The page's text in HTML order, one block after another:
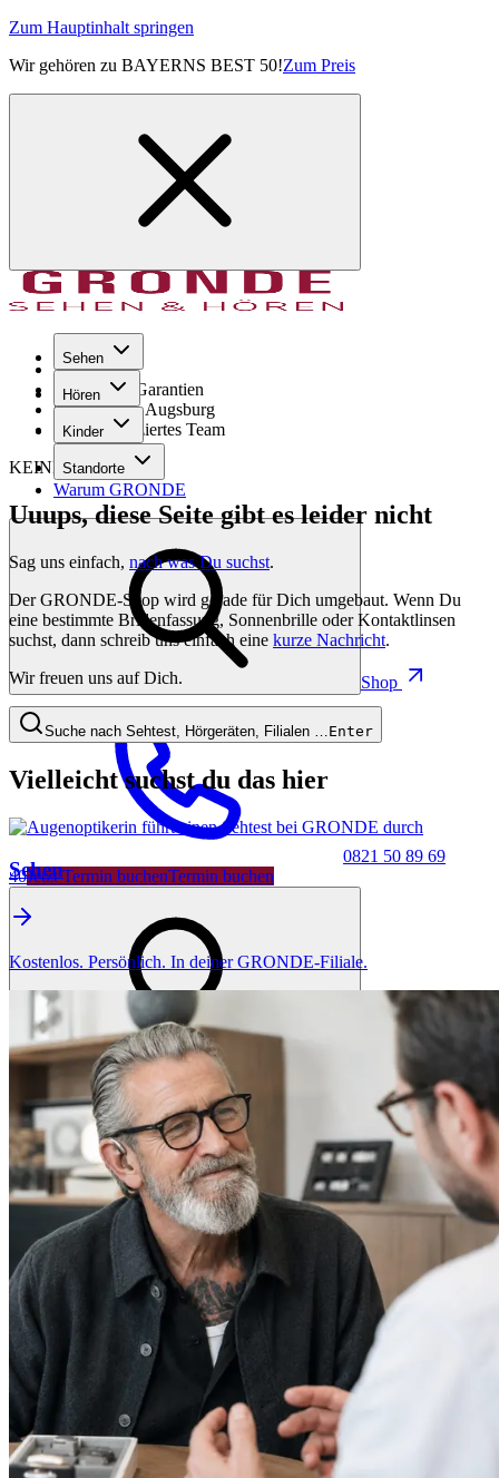
Zum Hauptinhalt springen
Wir gehören zu BAYERNS BEST 50!Zum Preis
Sehen
Hören
Kinder
Standorte
Warum GRONDE
Shop
0821 50 89 69
40Jetzt Termin buchenTermin buchen
Seit 1971
GRONDE Garantien
8× im Raum Augsburg
Hochqualifiziertes Team
KEINE SORGE!
Uuups, diese Seite gibt es leider nicht
Sag uns einfach, nach was Du suchst.
Der GRONDE-Shop wird gerade für Dich umgebaut. Wenn Du
eine bestimmte Brillenfassung, Sonnenbrille oder Kontaktlinsen
suchst, dann schreib uns einfach eine kurze Nachricht.
Wir freuen uns auf Dich.
Suche nach Sehtest, Hörgeräten, Filialen … Enter
Vielleicht suchst du das hier
Sehen
Kostenlos. Persönlich. In deiner GRONDE-Filiale.